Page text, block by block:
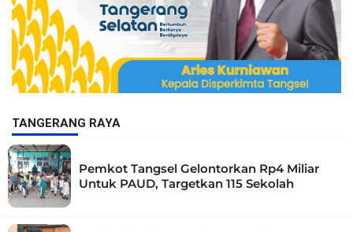
TANGERANG RAYA
Pemkot Tangsel Gelontorkan Rp4 Miliar
Untuk PAUD, Targetkan 115 Sekolah